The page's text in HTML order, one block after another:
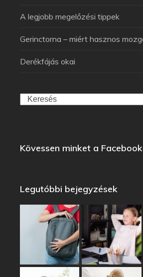
A legjobb megelőzési tippek
Gerinctorna – miért hasznos
Derékfájás okai
Kövessen minket a
Legutóbbi bejegyzések